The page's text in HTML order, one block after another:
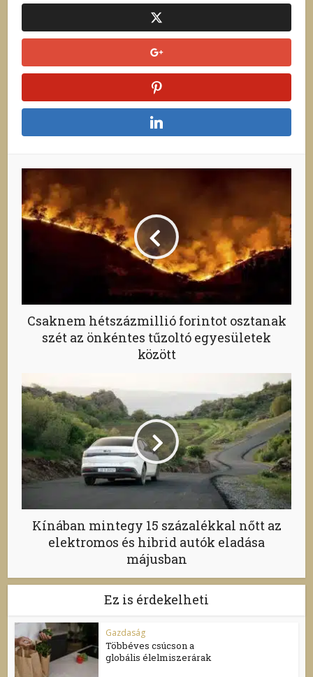
Csaknem hétszázmillió forintot osztanak
szét az önkéntes tűzoltó egyesületek
között
Kínában mintegy 15 százalékkal nőtt az
elektromos és hibrid autók eladása
májusban
Ez is érdekelheti
Gazdaság
Többéves csúcson a
globális élelmiszerárak